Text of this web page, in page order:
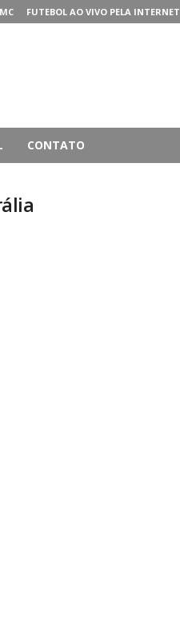
FUTEBOL AO VIVO PELA INTERNET
CONTATO